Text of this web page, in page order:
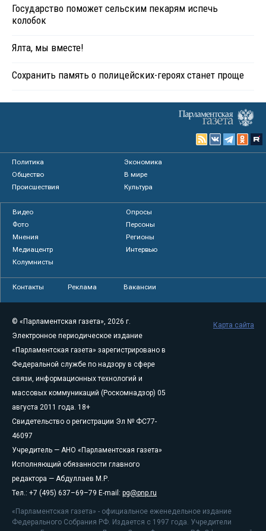
Государство поможет сельским пекарям испечь
колобок
Ялта, мы вместе!
Сохранить память о полицейских-героях станет проще
Политика
Экономика
Общество
В мире
Происшествия
Культура
Видео
Опросы
Фото
Персоны
Мнения
Регионы
Медиацентр
Интервью
Колумнисты
Контакты Реклама Вакансии
© «Парламентская газета», 2026 г.
Электронное периодическое издание
«Парламентская газета» зарегистрировано в
Федеральной службе по надзору в сфере
связи, информационных технологий и
массовых коммуникаций (Роскомнадзор) 05
августа 2011 года. 18+
Свидетельство о регистрации Эл № ФС77-
46097
Учредитель — АНО «Парламентская газета»
Исполняющий обязанности главного
редактора — Абдуллаев М.Р.
Тел.: +7 (495) 637–69–79 E-mail: pg@pnp.ru
«Парламентская газета» - официальное еженедельное издание
Федерального Собрания РФ. Издается с 1997 года. Учредители
Карта сайта